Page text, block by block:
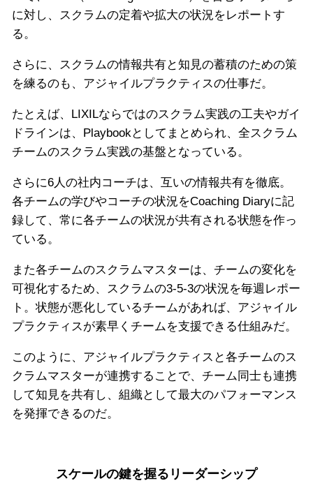
に対し、スクラムの定着や拡大の状況をレポートす
る。
さらに、スクラムの情報共有と知見の蓄積のための策
を練るのも、アジャイルプラクティスの仕事だ。
たとえば、LIXILならではのスクラム実践の工夫やガイ
ドラインは、Playbookとしてまとめられ、全スクラム
チームのスクラム実践の基盤となっている。
さらに6人の社内コーチは、互いの情報共有を徹底。
各チームの学びやコーチの状況をCoaching Diaryに記
録して、常に各チームの状況が共有される状態を作っ
ている。
また各チームのスクラムマスターは、チームの変化を
可視化するため、スクラムの3-5-3の状況を毎週レポー
ト。状態が悪化しているチームがあれば、アジャイル
プラクティスが素早くチームを支援できる仕組みだ。
このように、アジャイルプラクティスと各チームのス
クラムマスターが連携することで、チーム同士も連携
して知見を共有し、組織として最大のパフォーマンス
を発揮できるのだ。
スケールの鍵を握るリーダーシップ